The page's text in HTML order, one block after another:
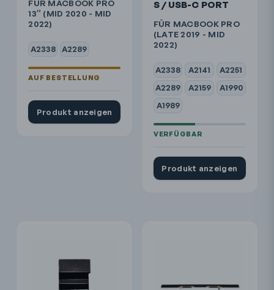
FÜR MACBOOK PRO
13″ (MID 2020 - MID
2022)
A2338 A2289
Produkt anzeigen
S / USB-C PORT
FÜR MACBOOK PRO
(LATE 2019 - MID
2022)
A2338 A2141
A2251
A2289
A2159
A1990
A1989
Produkt anzeigen